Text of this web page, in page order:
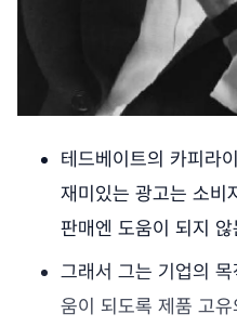
테드베이트의 카피라
재미있는 광고는 소비
판매엔 도움이 되지
그래서 그는 기업의
움이 되도록 제품 고